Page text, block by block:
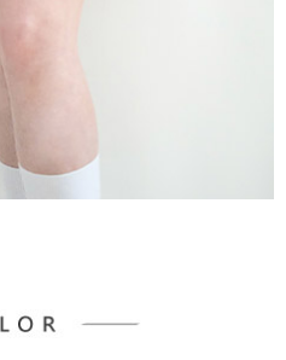
理人或監護人之同意方可使用
度不足之情形，本公司將視審查結果
資訊註冊。若發現惡意使用之情形，
戶之使用額度並採取法律行動。